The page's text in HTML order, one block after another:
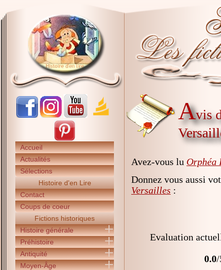
Accueil
Actualités
Sélections
Histoire d'en Lire
Contact
Coups de coeur
Fictions historiques
Histoire générale
Préhistoire
Antiquité
Moyen-Âge
Avis
Avez-vous lu Orphéa
Donnez vous aussi
Versailles :
Evaluation
0.0/